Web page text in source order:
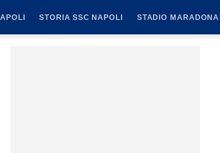
STORIA SSC NAPOLI STADIO MARADONA